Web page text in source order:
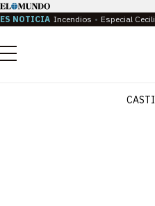
ES NOTICIA Incendios Especial
Menú